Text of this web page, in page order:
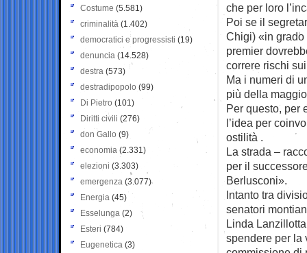
che per loro
Poi se il
Chigi) «in
premier
correre rischi
Ma i numeri di
più della
Per questo, per
l’idea per
ostilità .
La strada –
per il
Berlusconi».
Intanto tra
senatori
Linda
spendere per la
Costume (5.581)
criminalità (1.402)
democratici e progressisti (19)
denuncia (14.528)
destra (573)
destradipopolo (99)
Di Pietro (101)
Diritti civili (276)
don Gallo (9)
economia (2.331)
elezioni (3.303)
emergenza (3.077)
Energia (45)
Esselunga (2)
Esteri (784)
Eugenetica (3)